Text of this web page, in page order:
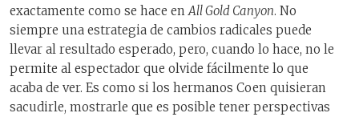
exactamente como se hace enAll Gold Canyon. No
siempre una estrategia de cambios radicales puede
llevar al resultado esperado, pero, cuando lo hace, no le
permite al espectador que olvide fácilmente lo que
acaba de ver. Es como si los hermanos Coen quisieran
sacudirle, mostrarle que es posible tener perspectivas